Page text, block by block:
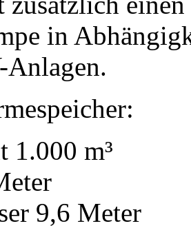
in
1.000 m³
9,6 Meter